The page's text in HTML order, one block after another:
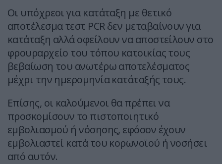
Οι υπόχρεοι για κατάταξη με θετικό
αποτέλεσμα τεστ PCR δεν μεταβαίνουν για
κατάταξη αλλά οφείλουν να αποστείλουν στο
φρουραρχείο του τόπου κατοικίας τους
βεβαίωση του ανωτέρω αποτελέσματος
μέχρι την ημερομηνία κατάταξής τους.
Επίσης, οι καλούμενοι θα πρέπει να
προσκομίσουν το πιστοποιητικό
εμβολιασμού ή νόσησης, εφόσον έχουν
εμβολιαστεί κατά του κορωνοϊού ή νοσήσει
από αυτόν.